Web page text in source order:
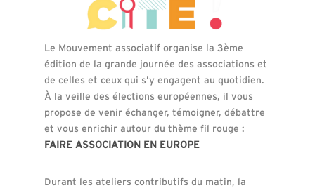
Le Mouvement associatif organise la 3ème
édition de la grande journée des associations et
de celles et ceux qui s’y engagent au quotidien.
À la veille des élections européennes, il vous
propose de venir échanger, témoigner, débattre
et vous enrichir autour du thème fil rouge :
FAIRE ASSOCIATION EN EUROPE
Durant les ateliers contributifs du matin, la